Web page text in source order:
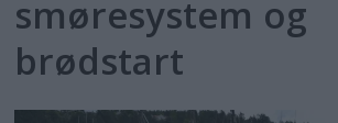
smøresystem og
brødstart